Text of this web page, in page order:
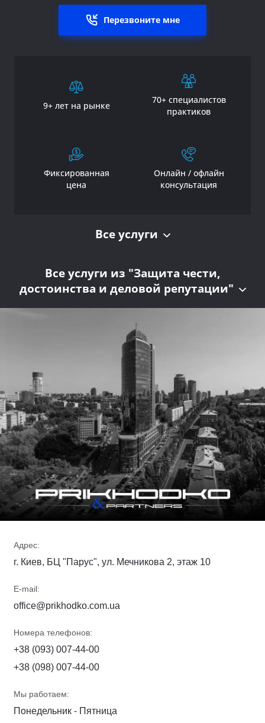
Перезвоните мне
9+ лет на рынке
70+ специалистов
практиков
Фиксированная
цена
Онлайн / офлайн
консультация
Все услуги
Все услуги из "Защита чести,
достоинства и деловой репутации"
Адрес:
г. Киев, БЦ "Парус", ул. Мечникова 2, этаж 10
E-mail:
office@prikhodko.com.ua
Номера телефонов:
+38 (093) 007-44-00
+38 (098) 007-44-00
Мы работаем:
Понедельник - Пятница